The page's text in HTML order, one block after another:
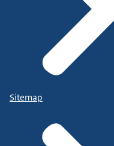
Sitemap